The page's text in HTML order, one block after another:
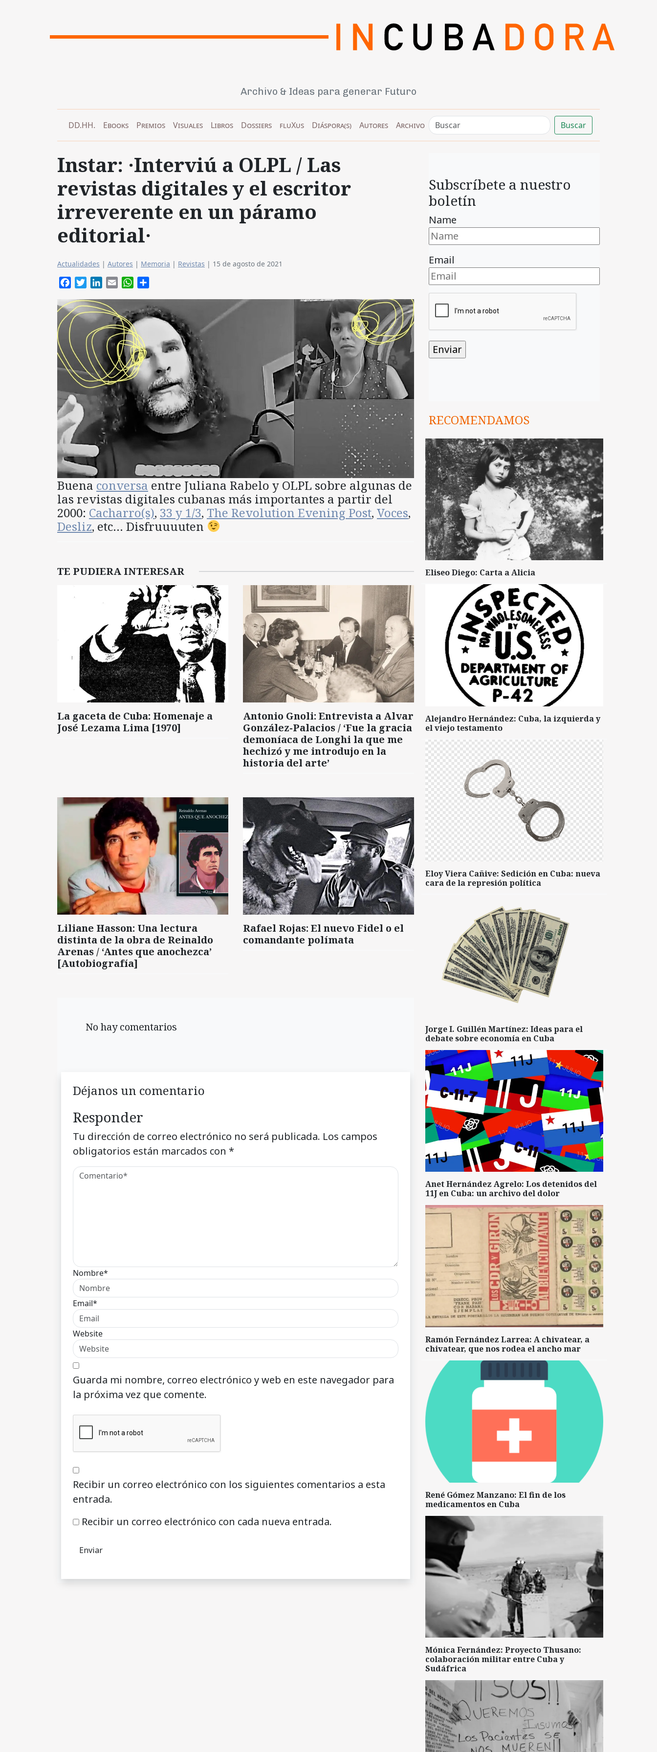
Archivo & Ideas para generar Futuro
DD.HH. Ebooks Premios Visuales Libros Dossiers fluXus Diáspora(s) Autores Archivo Buscar
Instar: ·Interviú a OLPL / Las
revistas digitales y el escritor
irreverente en un páramo
editorial·
Actualidades | Autores | Memoria | Revistas | 15 de agosto de 2021
FacebookTwitterLinkedIn
Email WhatsApp
Buena conversa entre Juliana Rabelo y OLPL sobre algunas de
las revistas digitales cubanas más importantes a partir del
2000: Cacharro(s), 33 y 1/3, The Revolution Evening Post, Voces,
Desliz, etc… Disfruuuuten
TE PUDIERA INTERESAR
La gaceta de Cuba: Homenaje a
José Lezama Lima [1970]
Antonio Gnoli: Entrevista a Alvar
González-Palacios / ‘Fue la gracia
demoníaca de Longhi la que me
hechizó y me introdujo en la
historia del arte’
Liliane Hasson: Una lectura
distinta de la obra de Reinaldo
Arenas / ‘Antes que anochezca’
[Autobiografía]
Rafael Rojas: El nuevo Fidel o el
comandante polímata
No hay comentarios
Déjanos un comentario
Responder
Tu dirección de correo electrónico no será publicada. Los campos
obligatorios están marcados con *
Nombre*
Email*
Website
Guarda mi nombre, correo electrónico y web en este navegador para
la próxima vez que comente.
Recibir un correo electrónico con los siguientes comentarios a esta
entrada.
Recibir un correo electrónico con cada nueva entrada.
Subscríbete a nuestro
boletín
Name
Email
RECOMENDAMOS
Eliseo Diego: Carta a Alicia
Alejandro Hernández: Cuba, la izquierda y
el viejo testamento
Eloy Viera Cañive: Sedición en Cuba: nueva
cara de la represión política
Jorge I. Guillén Martínez: Ideas para el
debate sobre economía en Cuba
Anet Hernández Agrelo: Los detenidos del
11J en Cuba: un archivo del dolor
Ramón Fernández Larrea: A chivatear, a
chivatear, que nos rodea el ancho mar
René Gómez Manzano: El fin de los
medicamentos en Cuba
Mónica Fernández: Proyecto Thusano:
colaboración militar entre Cuba y
Sudáfrica